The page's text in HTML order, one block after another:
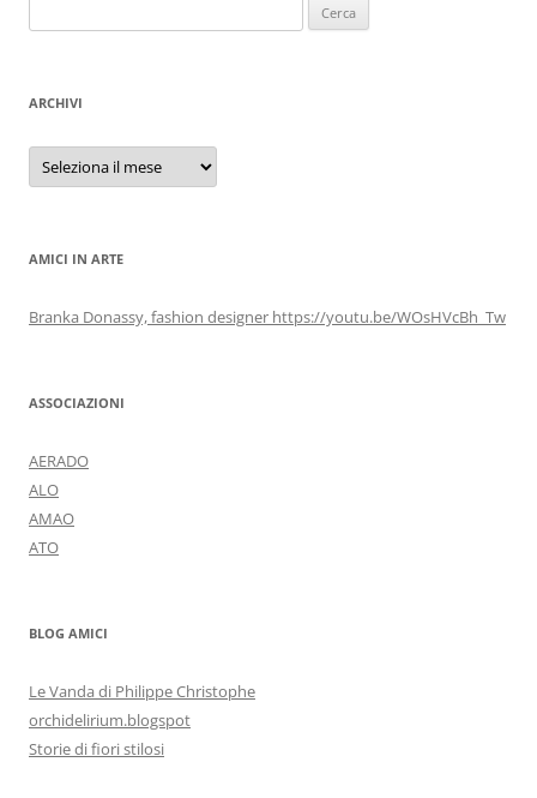
per:
ARCHIVI
Archivi
AMICI IN ARTE
Branka Donassy, fashion designer https://youtu.be/WOsHVcBh_Tw
ASSOCIAZIONI
AERADO
ALO
AMAO
ATO
BLOG AMICI
Le Vanda di Philippe Christophe
orchidelirium.blogspot
Storie di fiori stilosi